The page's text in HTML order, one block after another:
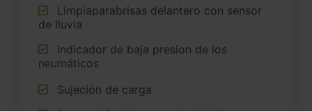
de lluvia
neumáticos
Sujeción de carga